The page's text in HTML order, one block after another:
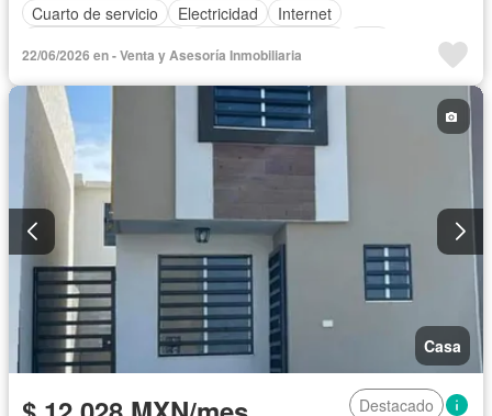
Cuarto de servicio
Electricidad
Internet
Solo familias
Sin amueblar
22/06/2026 en - Venta y Asesoría Inmobiliaria
Casa
Destacado